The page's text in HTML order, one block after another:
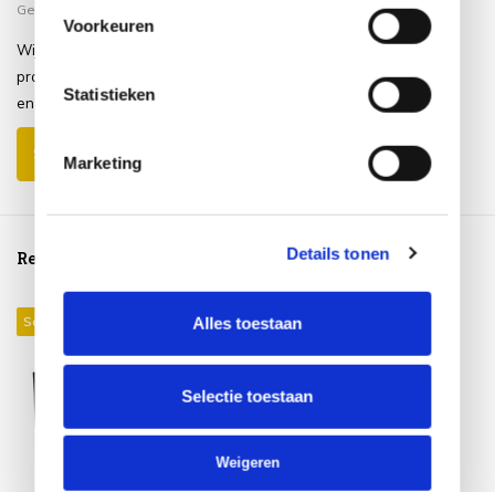
Voorkeuren
Statistieken
Marketing
Details tonen
Alles toestaan
Selectie toestaan
Weigeren
Gepost door:
Wij zijn zeer tevreden met onze
prachtige lounge stoel. Hij zit heerlijk
en is van goede kwaliteit zeer solide.
Schrijf je eigen review
Reeds bekeken
Sale 40%